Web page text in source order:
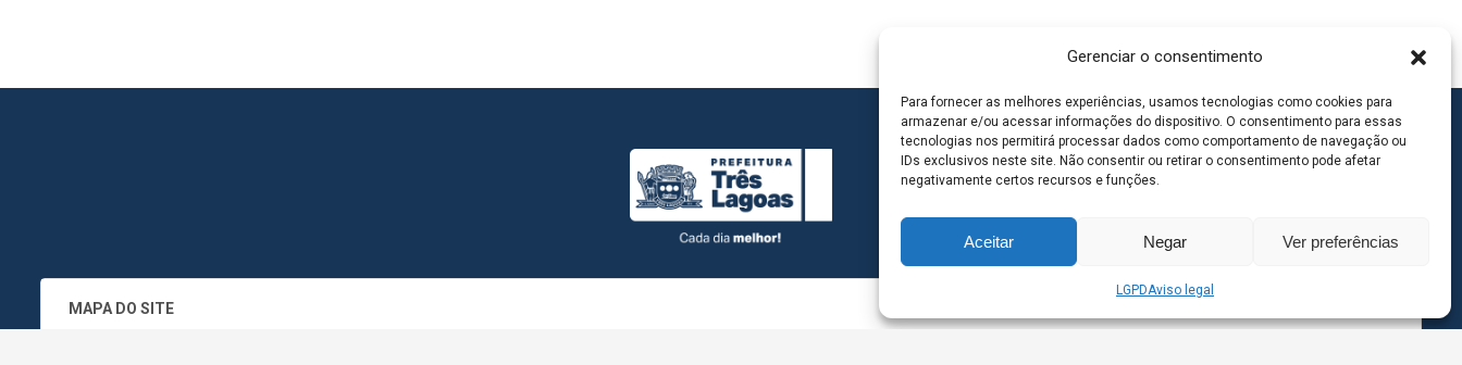
Gerenciar o consentimento
Para fornecer as melhores experiências, usamos tecnologias como cookies para
armazenar e/ou acessar informações do dispositivo. O consentimento para essas
tecnologias nos permitirá processar dados como comportamento de navegação ou
IDs exclusivos neste site. Não consentir ou retirar o consentimento pode afetar
negativamente certos recursos e funções.
Aceitar Negar Ver preferências
LGPDAviso legal
MAPA DO SITE